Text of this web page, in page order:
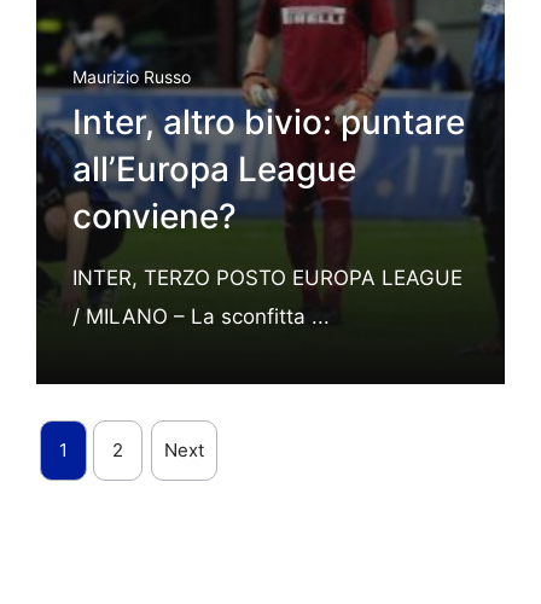
Maurizio Russo
Inter, altro bivio: puntare
all’Europa League
conviene?
INTER, TERZO POSTO EUROPA LEAGUE
/ MILANO – La sconfitta ...
1 2 Next